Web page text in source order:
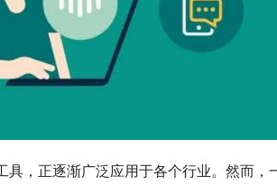
具，正逐渐广泛应用于各个行业。然而，